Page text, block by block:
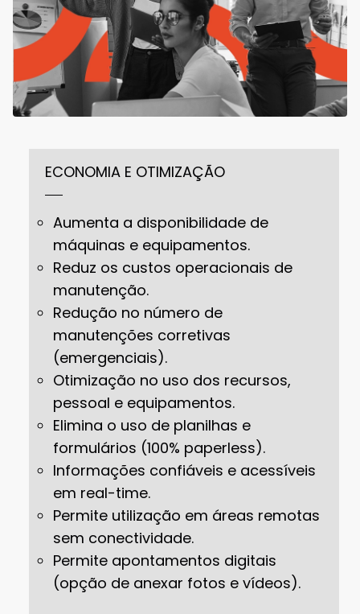
ECONOMIA E OTIMIZAÇÃO
Aumenta a disponibilidade de
máquinas e equipamentos.
Reduz os custos operacionais de
manutenção.
Redução no número de
manutenções corretivas
(emergenciais).
Otimização no uso dos recursos,
pessoal e equipamentos.
Elimina o uso de planilhas e
formulários (100% paperless).
Informações confiáveis e acessíveis
em real-time.
Permite utilização em áreas remotas
sem conectividade.
Permite apontamentos digitais
(opção de anexar fotos e vídeos).